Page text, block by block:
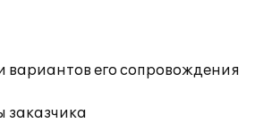
вариантов его сопровождения
заказчика